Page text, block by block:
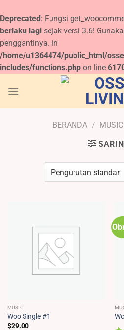
Deprecated: Fungsi
berlaku lagi sejak versi 3.6!
penggantinya. in
/home/u1364474/public_html/
includes/functions.php on line
BERANDA / MUSIC
MUSIC
Woo Single #1
$29.00